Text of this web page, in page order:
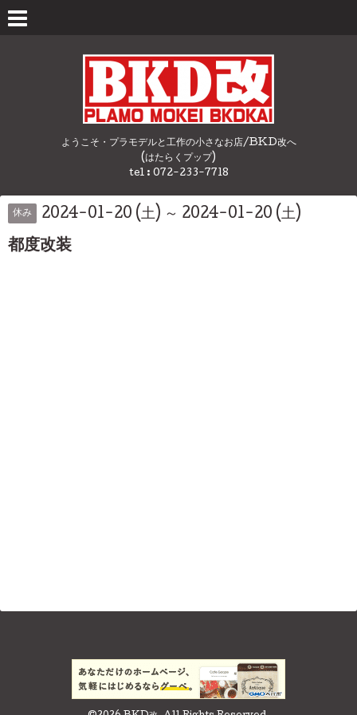
ようこそ・プラモデルと工作の小さなお店/BKD改へ
(はたらくプップ)
tel : 072-233-7718
休み 2024-01-20 (土) ～ 2024-01-20 (土)
都度改装